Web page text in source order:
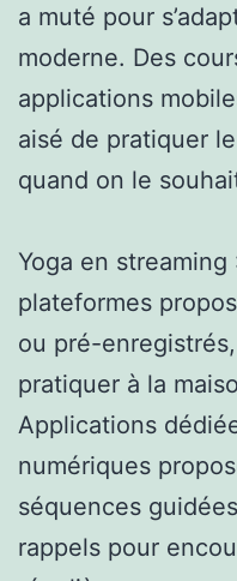
a muté pour
moderne. Des
applications
aisé de pratiquer
quand on le
Yoga en
plateformes
ou pré-
pratiquer à la
Applications
numériques
séquences
rappels pour